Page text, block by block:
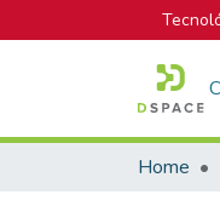
Home